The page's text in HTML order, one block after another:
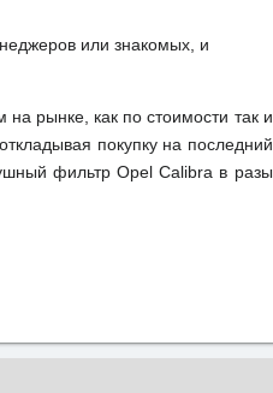
или знакомых, и
рынке, как по стоимости так и
покупку на последний
фильтр Opel Calibra в разы